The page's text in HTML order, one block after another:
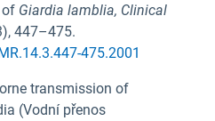
of Giardia lamblia, Clinical
447–475.
475.2001
transmission of
(Vodní přenos